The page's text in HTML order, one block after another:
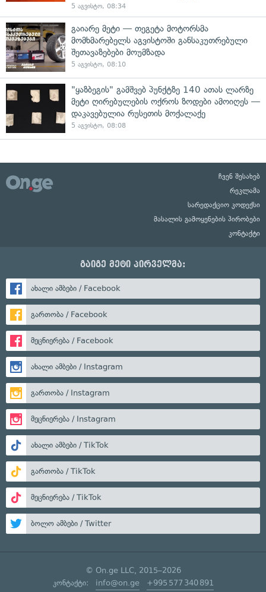
5 აგვისტო, 08:34
გაიარე მეტი — თეგეტა მოტორსმა
მომხმარებელს აგვისტოში განსაკუთრებული
შეთავაზებები მოუმზადა
5 აგვისტო, 08:10
"ყაზბეგის" გამშვებ პუნქტზე 140 ათას ლარზე
მეტი ღირებულების ოქროს ზოდები ამოიღეს —
დაკავებულია რუსეთის მოქალაქე
5 აგვისტო, 08:08
ჩვენ შესახებ
რეკლამა
სარედაქციო კოდექსი
მასალის გამოყენების პირობები
კონტაქტი
გაიგე მეტი პირველმა:
ახალი ამბები / Facebook
გართობა / Facebook
მეცნიერება / Facebook
ახალი ამბები / Instagram
გართობა / Instagram
მეცნიერება / Instagram
ახალი ამბები / TikTok
გართობა / TikTok
მეცნიერება / TikTok
ბოლო ამბები / Twitter
© On.ge LLC, 2015–2026
კონტაქტი: info@on.ge +995 577 340 891